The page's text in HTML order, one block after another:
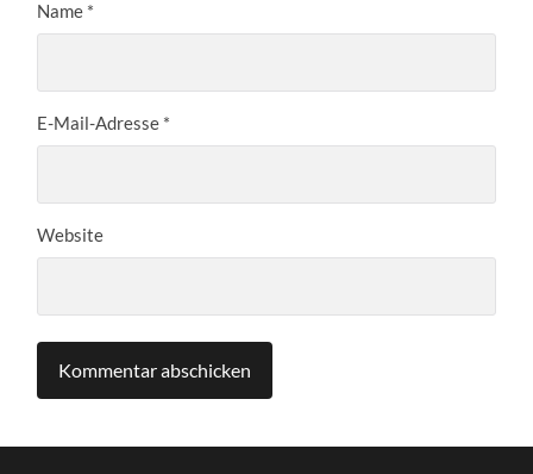
Name *
E-Mail-Adresse *
Website